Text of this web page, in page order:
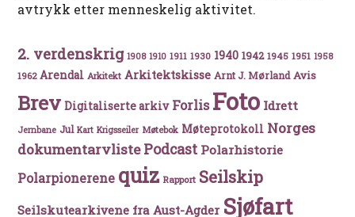
avtrykk etter menneskelig aktivitet.
2. verdenskrig 1908 1910 1911 1930 1940 1942 1945 1951 1958
1962 Arendal Arkitekt Arkitektskisse Arnt J. Mørland Avis
Brev Digitaliserte arkiv Forlis Foto Idrett
Jernbane Jul Kart Krigsseiler Møtebok Møteprotokoll Norges
dokumentarvlistePodcast Polarhistorie
Polarpionerene quiz Rapport Seilskip
Seilskutearkivene fra Aust-Agder Sjøfart